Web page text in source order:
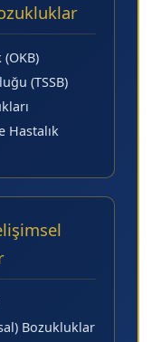
(TSSB)
Hastalık
Bozukluklar